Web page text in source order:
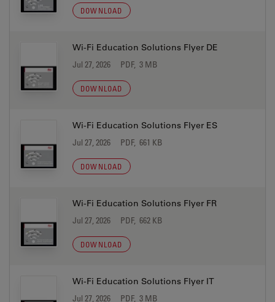
DOWNLOAD
Wi-Fi Education Solutions Flyer DE
Jul 27, 2026 PDF, 3 MB
DOWNLOAD
Wi-Fi Education Solutions Flyer ES
Jul 27, 2026 PDF, 661 KB
DOWNLOAD
Wi-Fi Education Solutions Flyer FR
Jul 27, 2026 PDF, 662 KB
DOWNLOAD
Wi-Fi Education Solutions Flyer IT
Jul 27, 2026 PDF, 3 MB